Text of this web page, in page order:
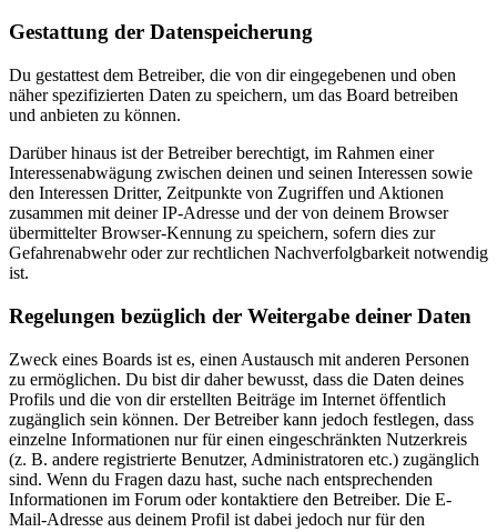
Gestattung der Datenspeicherung
Du gestattest dem Betreiber, die von dir eingegebenen und oben
näher spezifizierten Daten zu speichern, um das Board betreiben
und anbieten zu können.
Darüber hinaus ist der Betreiber berechtigt, im Rahmen einer
Interessenabwägung zwischen deinen und seinen Interessen sowie
den Interessen Dritter, Zeitpunkte von Zugriffen und Aktionen
zusammen mit deiner IP-Adresse und der von deinem Browser
übermittelter Browser-Kennung zu speichern, sofern dies zur
Gefahrenabwehr oder zur rechtlichen Nachverfolgbarkeit notwendig
ist.
Regelungen bezüglich der Weitergabe deiner Daten
Zweck eines Boards ist es, einen Austausch mit anderen Personen
zu ermöglichen. Du bist dir daher bewusst, dass die Daten deines
Profils und die von dir erstellten Beiträge im Internet öffentlich
zugänglich sein können. Der Betreiber kann jedoch festlegen, dass
einzelne Informationen nur für einen eingeschränkten Nutzerkreis
(z. B. andere registrierte Benutzer, Administratoren etc.) zugänglich
sind. Wenn du Fragen dazu hast, suche nach entsprechenden
Informationen im Forum oder kontaktiere den Betreiber. Die E-
Mail-Adresse aus deinem Profil ist dabei jedoch nur für den